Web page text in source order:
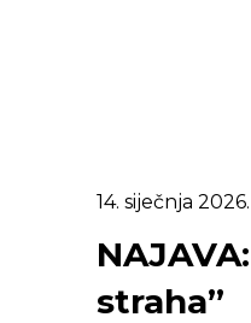
14. siječnja 2026.
straha”